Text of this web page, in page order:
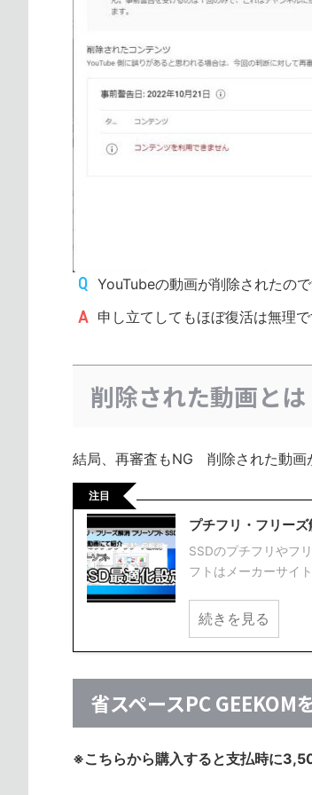
YouTubeの動画が削除されたの
申し立てしてもほぼ復活は無理で
削除された動画とは
結局、再審査もNG 削除された動画
注目
プチフリ・フリー
SSDのプチフリやフ
フトはメーカーサイ
続きを見る
省スペースPC GEEKOM
※こちらから購入すると支払時に